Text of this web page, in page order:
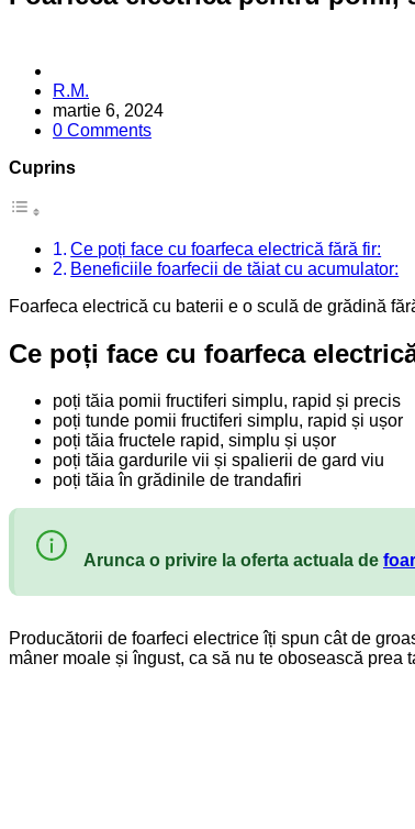
Posted
by
R.M.
martie 6, 2024
0 Comments
Cuprins
Ce poți face cu foarfeca electrică fără fir:
Beneficiile foarfecii de tăiat cu acumulator:
Foarfeca electrică cu baterii e o sculă de grădină
Ce poți face cu foarfeca
poți tăia pomii fructiferi simplu, rapid și precis
poți tunde pomii fructiferi simplu, rapid și ușor
poți tăia fructele rapid, simplu și ușor
poți tăia gardurile vii și spalierii de gard viu
poți tăia în grădinile de trandafiri
Arunca o privire la oferta actuala de
Producătorii de foarfeci electrice îți spun cât de
mâner moale și îngust, ca să nu te obosească prea